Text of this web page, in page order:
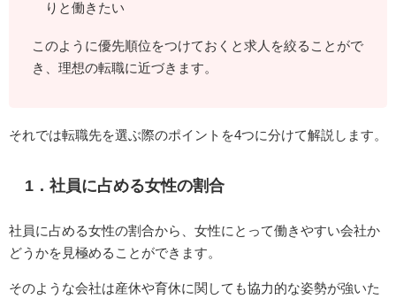
りと働きたい
このように優先順位をつけておくと求人を絞ることがで
き、理想の転職に近づきます。
それでは転職先を選ぶ際のポイントを4つに分けて解説します。
1．社員に占める女性の割合
社員に占める女性の割合から、女性にとって働きやすい会社か
どうかを見極めることができます。
そのような会社は産休や育休に関しても協力的な姿勢が強いた